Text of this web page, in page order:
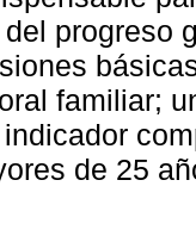
progreso
familiar;
de 25